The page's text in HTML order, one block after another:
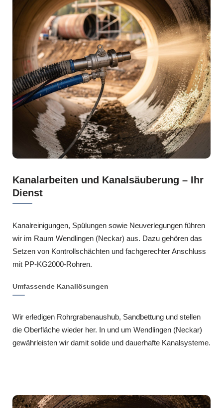
Kanalarbeiten und Kanalsäuberung – Ihr
Dienst
Kanalreinigungen, Spülungen sowie Neuverlegungen führen
wir im Raum Wendlingen (Neckar) aus. Dazu gehören das
Setzen von Kontrollschächten und fachgerechter Anschluss
mit PP-KG2000-Rohren.
Umfassende Kanallösungen
Wir erledigen Rohrgrabenaushub, Sandbettung und stellen
die Oberfläche wieder her. In und um Wendlingen (Neckar)
gewährleisten wir damit solide und dauerhafte Kanalsysteme.